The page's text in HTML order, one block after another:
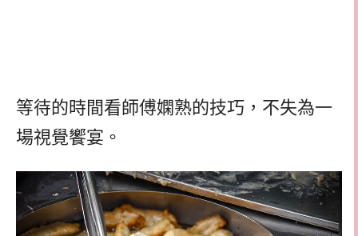
等待的時間看師傅嫻熟的技巧，不失為一
場視覺饗宴。